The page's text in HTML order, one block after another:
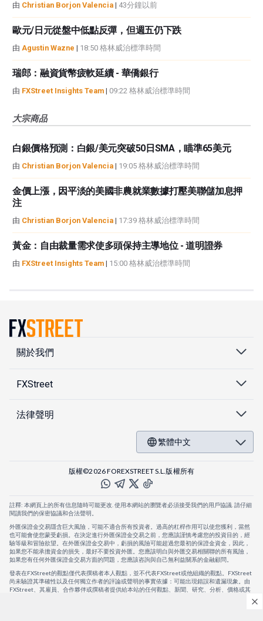
由 Christian Borjon Valencia | 43分鐘以前
歐元/日元從盤中低點反彈，但週五仍下跌
由 Agustin Wazne | 18:50 格林威治標準時間
瑞郎：融資貨幣疲軟延續 - 華僑銀行
由 FXStreet Insights Team | 09:22 格林威治標準時間
大宗商品
白銀價格預測：白銀/美元突破50日SMA，瞄準65美元
由 Christian Borjon Valencia | 19:05 格林威治標準時間
金價上漲，因平淡的美國非農就業數據打壓美聯儲加息押
注
由 Christian Borjon Valencia | 17:39 格林威治標準時間
黃金：自由裁量需求使多頭保持主導地位 - 道明證券
由 FXStreet Insights Team | 15:00 格林威治標準時間
關於我們
FXStreet
法律聲明
繁體中文
版權©2026 FOREXSTREET S.L.版權所有
註釋: 本網頁上的所有信息隨時可能更改. 使用本網站的瀏覽者必須接受我們的用戶協議. 請仔細
閱讀我們的保密協議和合法聲明。
外匯保證金交易隱含巨大風險，可能不適合所有投資者。過高的杠桿作用可以使您獲利，當然
也可能會使您蒙受虧損。在決定進行外匯保證金交易之前，您應該謹慎考慮您的投資目的，經
驗等級和冒險欲望。在外匯保證金交易中，虧損的風險可能超過您最初的保證金資金，因此，
如果您不能承擔資金的損失，最好不要投資外匯。您應該明白與外匯交易相關聯的所有風險，
如果您有任何外匯保證金交易方面的問題，您應該咨詢與自己無利益關系的金融顧問。
發表在FXStreet的觀點僅代表撰稿者本人觀點，並不代表FXStreet或他組織的觀點。FXStreet
尚未驗證其準確性以及任何獨立作者的評論或聲明的事實依據：可能出現錯誤和遺漏現象。由
FXStreet、其雇員、合作夥伴或撰稿者提供給本站的任何觀點、新聞、研究、分析、價格或其